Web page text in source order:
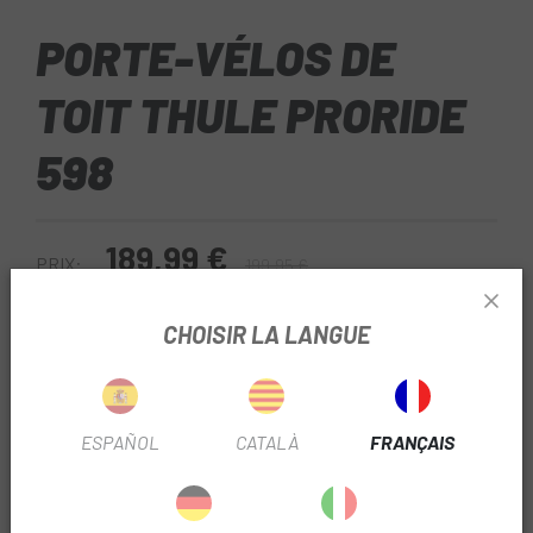
PORTE-VÉLOS DE
TOIT THULE PRORIDE
598
PRIX: 189,99 € 199,95 €
Gris-Noir
DX91206TH598001
CHOISIR LA LANGUE
ESPAÑOL CATALÀ FRANÇAIS